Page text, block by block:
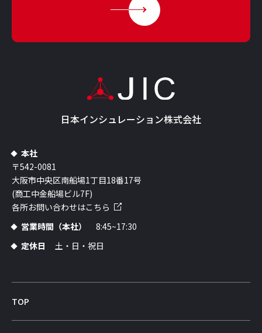
日本インシュレーション株式会社
本社
〒542-0081
大阪市中央区南船場1丁目18番17号
(商工中金船場ビル7F)
各所お問い合わせはこちら
営業時間（本社）
8:45~17:30
定休日
土・日・祝日
TOP